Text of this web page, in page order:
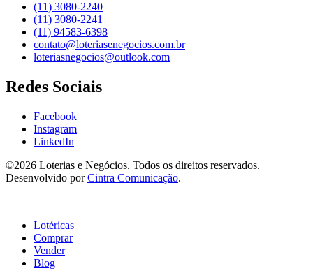
(11) 3080-2240​
(11) 3080-2241​
(11) 94583-6398
contato@loteriasenegocios.com.br​
loteriasnegocios@outlook.com
Redes Sociais
Facebook
Instagram
LinkedIn
©2026 Loterias e Negócios. Todos os direitos reservados.
Desenvolvido porCintra Comunicação.
Lotéricas
Comprar
Vender
Blog